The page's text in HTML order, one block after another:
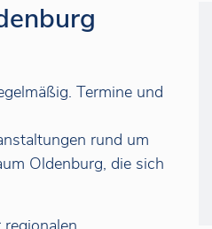
Termine und
rund um
Oldenburg, die sich